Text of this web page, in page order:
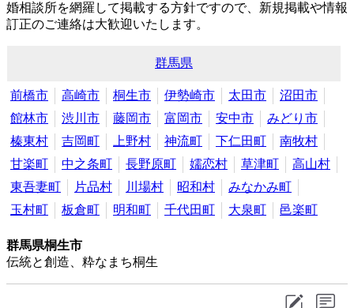
婚相談所を網羅して掲載する方針ですので、新規掲載や情報
訂正のご連絡は大歓迎いたします。
群馬県
前橋市 高崎市 桐生市 伊勢崎市 太田市
沼田市
館林市
渋川市 藤岡市 富岡市 安中市
みどり市
榛東村
吉岡町 上野村 神流町 下仁田町
南牧村
甘楽町
中之条町 長野原町 嬬恋村 草津町
高山村
東吾妻町
片品村 川場村 昭和村
みなかみ町
玉村町
板倉町 明和町 千代田町 大泉町 邑楽町
群馬県桐生市
伝統と創造、粋なまち桐生